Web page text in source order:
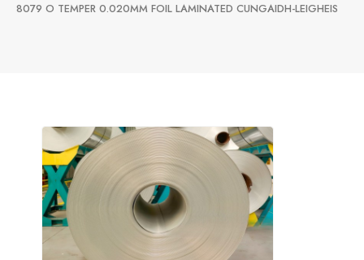
8079 O TEMPER 0.020MM FOIL LAMINATED CUNGAIDH-LEIGHEIS